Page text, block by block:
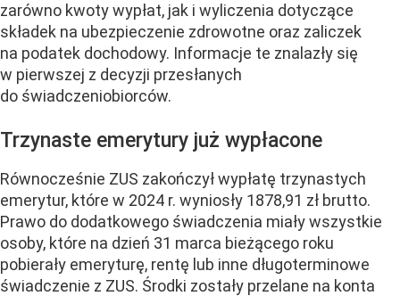
zarówno kwoty wypłat, jak i wyliczenia dotyczące
składek na ubezpieczenie zdrowotne oraz zaliczek
na podatek dochodowy. Informacje te znalazły się
w pierwszej z decyzji przesłanych
do świadczeniobiorców.
Trzynaste emerytury już wypłacone
Równocześnie ZUS zakończył wypłatę trzynastych
emerytur, które w 2024 r. wyniosły 1878,91 zł brutto.
Prawo do dodatkowego świadczenia miały wszystkie
osoby, które na dzień 31 marca bieżącego roku
pobierały emeryturę, rentę lub inne długoterminowe
świadczenie z ZUS. Środki zostały przelane na konta